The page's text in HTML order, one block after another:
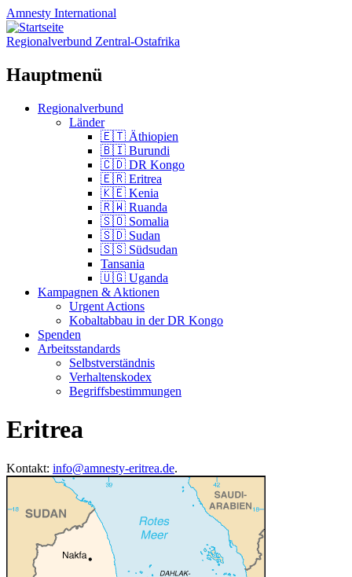
Amnesty International
Regionalverbund Zentral-Ostafrika
Hauptmenü
Zum
Regionalverbund
Länder
🇪🇹 Äthiopien
🇧🇮 Burundi
🇨🇩 DR Kongo
🇪🇷 Eritrea
🇰🇪 Kenia
🇷🇼 Ruanda
🇸🇴 Somalia
🇸🇩 Sudan
🇸🇸 Südsudan
Tansania
🇺🇬 Uganda
Kampagnen & Aktionen
Urgent Actions
Kobaltabbau in der DR Kongo
Spenden
Arbeitsstandards
Selbstverständnis
Verhaltenskodex
Begriffsbestimmungen
Eritrea
Kontakt: info@amnesty-eritrea.de.